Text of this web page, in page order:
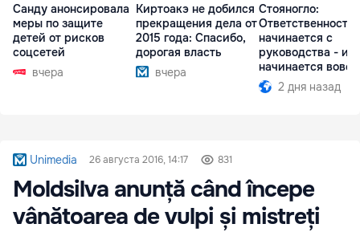
Санду анонсировала
меры по защите
детей от рисков
соцсетей
вчера
Киртоакэ не добился
прекращения дела от
2015 года: Спасибо,
дорогая власть
вчера
Стояногло:
Ответственность
начинается с
руководства -
начинается вовсе
2 дня назад
Unimedia 26 августа 2016, 14:17 831
Moldsilva anunță când începe
vânătoarea de vulpi și mistreți